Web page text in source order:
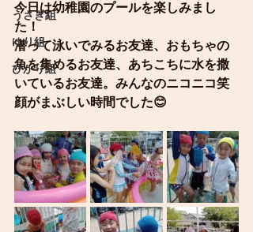
うさぎ組
ゆり組
ひかり組
今日は幼稚園のプールを楽しみまし
た！
潜って泳いでみるお友達、おもちゃの
魚を集めるお友達、あちこちに水を撒
いているお友達。みんなのニコニコ笑
顔がまぶしい時間でした😊